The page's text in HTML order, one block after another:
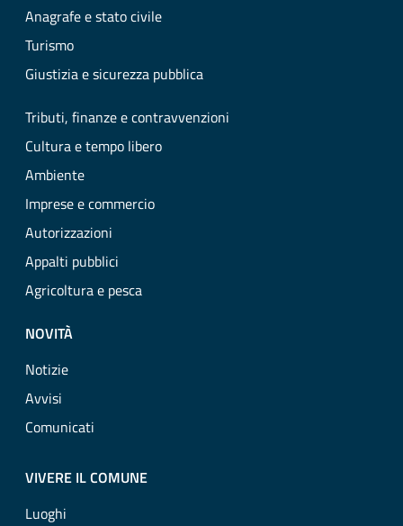
Anagrafe e stato civile
Turismo
Giustizia e sicurezza pubblica
Tributi, finanze e contravvenzioni
Cultura e tempo libero
Ambiente
Imprese e commercio
Autorizzazioni
Appalti pubblici
Agricoltura e pesca
NOVITÀ
Notizie
Avvisi
Comunicati
VIVERE IL COMUNE
Luoghi